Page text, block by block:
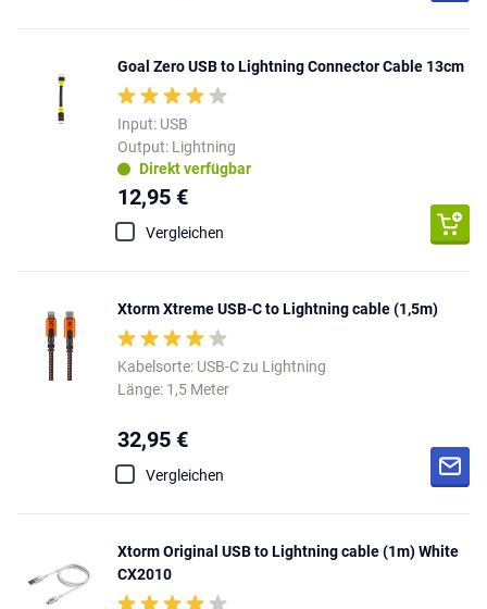
Goal Zero USB to Lightning Connector Cable 13cm
Input: USB
Output: Lightning
Direkt verfügbar
12,95 €
Vergleichen
Xtorm Xtreme USB-C to Lightning cable (1,5m)
Kabelsorte: USB-C zu Lightning
Länge: 1,5 Meter
32,95 €
Vergleichen
Xtorm Original USB to Lightning cable (1m) White
CX2010